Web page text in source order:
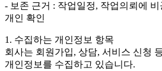
- 보존 근거 : 작업일정, 작업의뢰에
개인 확인
1. 수집하는 개인정보 항목
회사는 회원가입, 상담, 서비스 신청
개인정보를 수집하고 있습니다.